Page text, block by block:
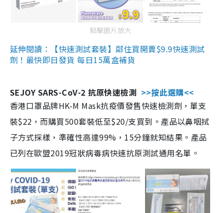
點擊圖片放大
延伸閱讀：【快速測試套裝】鄰住買開賣$9.9快速測試
劑！最快即日發貨 每日15萬盒補貨
SEJOY SARS-CoV-2 抗原快速檢測 >>按此選購<<
香港口罩品牌HK-M Mask抗疫價發售快速檢測劑，單支
裝$22，而購買500套裝低至$20/支買到。產品以鼻咽拭
子方式採樣，準確性高達99%，15分鐘就知結果。產品
已列在歐盟2019冠狀病毒病快速抗原測試通用名單。